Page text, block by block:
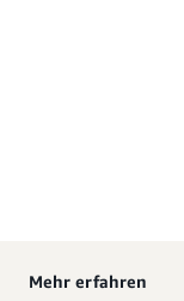
Mehr erfahren